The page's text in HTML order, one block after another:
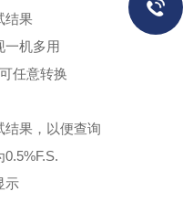
结果
一机多用
任意转换
结果，以便查询
示